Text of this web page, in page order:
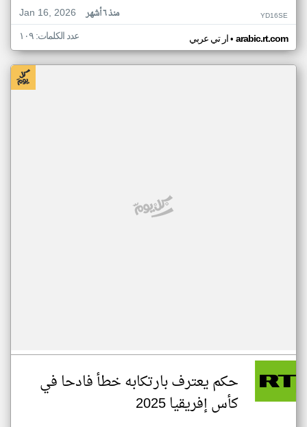
Jan 16, 2026
منذ ٦ أشهر YD16SE
ار تي عربي• arabic.rt.com عدد الكلمات: ١٠٩
حكم يعترف بارتكابه خطأ فادحا في
كأس إفريقيا 2025